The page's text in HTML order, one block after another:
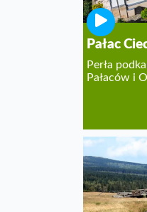
Pałac
Perła
Pałaców i